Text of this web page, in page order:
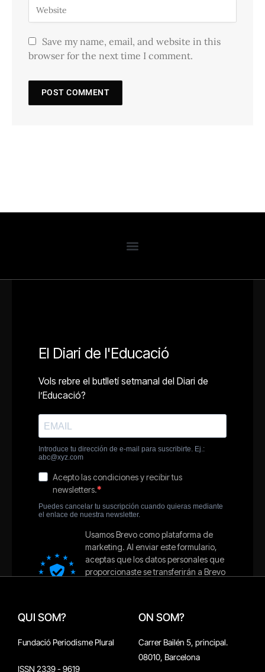
Save my name, email, and website in this
browser for the next time I comment.
QUI SOM?
Fundació Periodisme Plural
ISSN 2339 - 9619
ON SOM?
Carrer Bailén 5, principal.
08010, Barcelona